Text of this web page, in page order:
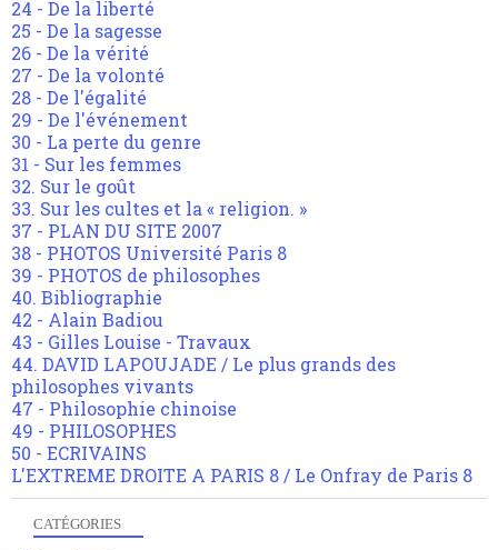
24 - De la liberté
25 - De la sagesse
26 - De la vérité
27 - De la volonté
28 - De l'égalité
29 - De l'événement
30 - La perte du genre
31 - Sur les femmes
32. Sur le goût
33. Sur les cultes et la « religion. »
37 - PLAN DU SITE 2007
38 - PHOTOS Université Paris 8
39 - PHOTOS de philosophes
40. Bibliographie
42 - Alain Badiou
43 - Gilles Louise - Travaux
44. DAVID LAPOUJADE / Le plus grands des
philosophes vivants
47 - Philosophie chinoise
49 - PHILOSOPHES
50 - ECRIVAINS
L'EXTREME DROITE A PARIS 8 / Le Onfray de Paris 8
CATÉGORIES